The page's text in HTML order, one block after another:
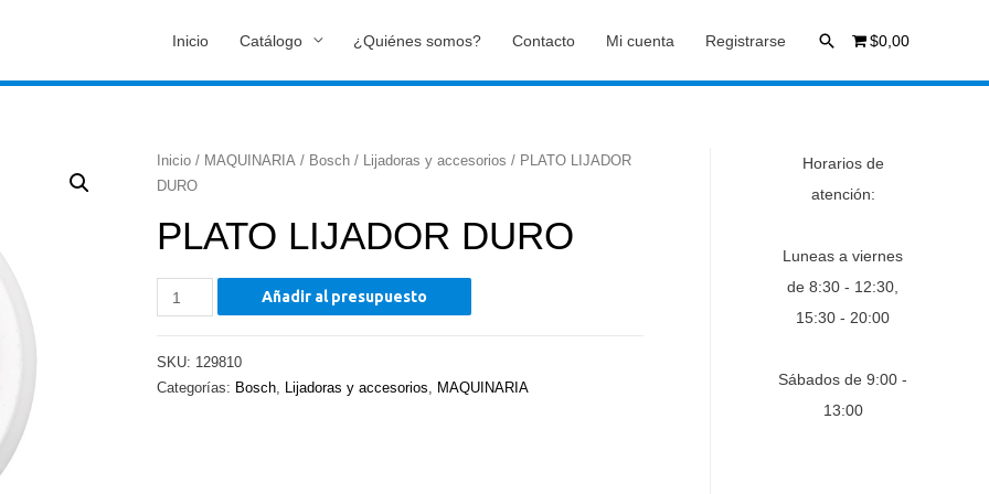
Inicio Catálogo ¿Quiénes somos? Contacto Mi cuenta Registrarse Buscar$0,00
Inicio/ MAQUINARIA/ Bosch/ Lijadoras y accesorios / PLATO LIJADOR
DURO
PLATO LIJADOR DURO
PLATO
LIJADOR
cantidad
Añadir al presupuesto
SKU: 129810
Categorías: Bosch, Lijadoras y accesorios MAQUINARIA
Horarios de
atención:
Luneas a viernes
de 8:30 - 12:30,
15:30 - 20:00
Sábados de 9:00 -
13:00